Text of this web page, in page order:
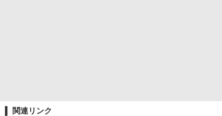
関連リンク